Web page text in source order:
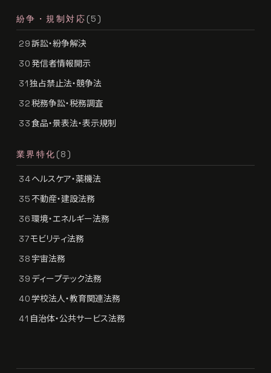
紛争・規制対応 (5)
29訴訟・紛争解決
30 発信者情報開示
31独占禁止法・競争法
32税務争訟・税務調査
33食品・景表法・表示規制
業界特化 (8)
34ヘルスケア・薬機法
35不動産・建設法務
36環境・エネルギー法務
37モビリティ法務
38 宇宙法務
39 ディープテック法務
40学校法人・教育関連法務
41 自治体・公共サービス法務